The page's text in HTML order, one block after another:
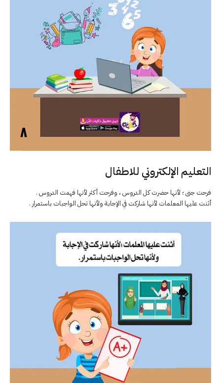
التعليم الإلكتروني للاطفال
فرحت جنى ؛ لأنها حضرت كل الدروس ، وفرحت أكثر لأنها فهمت الدروس .
أثنت عليها المعلمات لأنها شاركت في الإجابة ولأنها تحل الواجبات باستمرار .